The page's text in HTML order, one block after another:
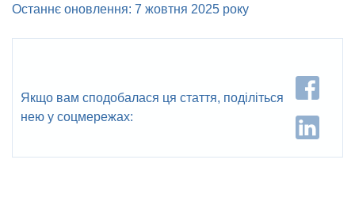
Останнє оновлення: 7 жовтня 2025 року
Якщо вам сподобалася ця стаття, поділіться
нею у соцмережах: